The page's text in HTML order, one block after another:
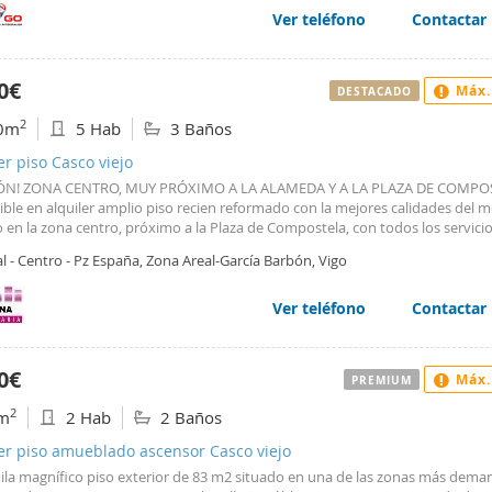
automático, puerta blindada y teléfono. Es un piso exterior, ideal para
Ver teléfono Contactar
2 5 Hab 3 Baños
piso Casco viejo
ZONA CENTRO, MUY PRÓXIMO A LA ALAMEDA Y A LA PLAZA DE
en alquiler amplio piso recien reformado con la mejores calidades del
en la zona centro, próximo a la Plaza de Compostela, con todos los
empotrados y electrodomésticos. Exterior, muy alegre y con mucha luz
a calle principal. Se distribuye en recibidor, espacioso salón comedor con
cuatro dormitorios y un quinto de servicio, dos baños completos, un aseo
equipada e independiente con patio lavadora. Plaza de garaje con acceso
vivienda. Trastero. Se piden garantías como aval bancario o un seguro de
contra impago de alquileres. Pida información o visitelo sin
Gabbana
- Centro - Pz España, Zona Areal-García Barbón, Vigo
Ver teléfono Contactar
DESTACADO
2 2 Hab 2 Baños
piso amueblado ascensor Casco viejo
magnífico piso exterior de 83 m2 situado en una de las zonas más
PREMIUM